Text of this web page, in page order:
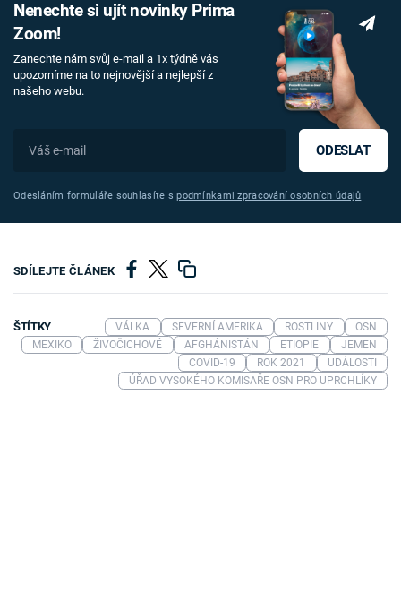
Nenechte si ujít novinky Prima
Zoom!
Zanechte nám svůj e-mail a 1x týdně vás
upozorníme na to nejnovější a nejlepší z
našeho webu.
ODESLAT
Odesláním formuláře souhlasíte spodmínkami zpracování osobních údajů
SDÍLEJTE ČLÁNEK
ŠTÍTKY VÁLKA SEVERNÍ AMERIKA ROSTLINY
OSN
MEXIKO
ŽIVOČICHOVÉ AFGHÁNISTÁN ETIOPIE
JEMEN
COVID-19
ROK 2021
UDÁLOSTI
ÚŘAD VYSOKÉHO KOMISAŘE OSN PRO UPRCHLÍKY